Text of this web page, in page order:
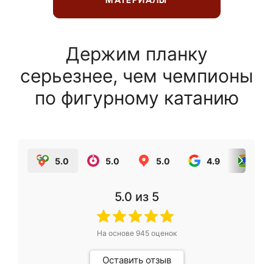
Держим планку
серьезнее, чем чемпионы
по фигурному катанию
5.0 5.0 5.0 4.9
5.0 из 5
На основе 945оценок
Оставить отзыв